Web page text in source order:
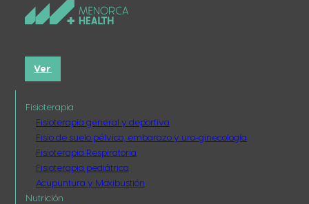
Ver
Fisioterapia
Fisioterapia general y deportiva
Fisio de suelo pélvico, embarazo y uro-ginecología
Fisioterapia Respiratoria
Fisioterapia pediátrica
Acupuntura y Moxibustión
Nutrición